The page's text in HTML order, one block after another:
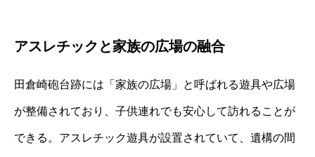
アスレチックと家族の広場の融合
田倉崎砲台跡には「家族の広場」と呼ばれる遊具や広場
が整備されており、子供連れでも安心して訪れることが
できる。アスレチック遊具が設置されていて、遺構の間